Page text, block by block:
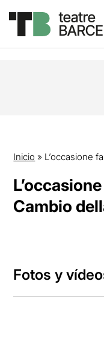
Inicio » L’occasione
Cambio
Fotos y